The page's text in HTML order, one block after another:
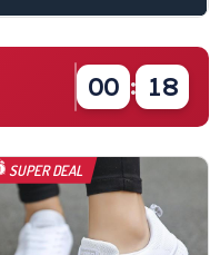
00 : 21
SUPER DEAL